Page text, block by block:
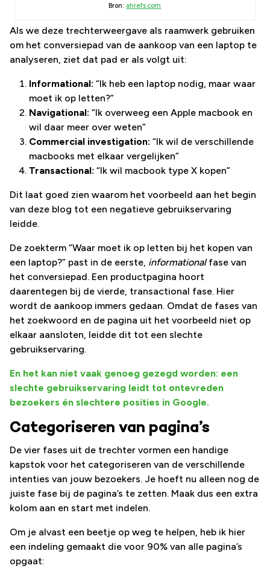
Bron: ahrefs.com
Als we deze trechterweergave als raamwerk gebruiken
om het conversiepad van de aankoop van een laptop te
analyseren, ziet dat pad er als volgt uit:
Informational: “Ik heb een laptop nodig, maar waar
moet ik op letten?”
Navigational: “Ik overweeg een Apple macbook en
wil daar meer over weten”
Commercial investigation: “Ik wil de verschillende
macbooks met elkaar vergelijken”
Transactional: “Ik wil macbook type X kopen”
Dit laat goed zien waarom het voorbeeld aan het begin
van deze blog tot een negatieve gebruikservaring
leidde.
De zoekterm “Waar moet ik op letten bij het kopen van
een laptop?” past in de eerste, informationalfase van
het conversiepad. Een productpagina hoort
daarentegen bij de vierde, transactional fase. Hier
wordt de aankoop immers gedaan. Omdat de fases van
het zoekwoord en de pagina uit het voorbeeld niet op
elkaar aansloten, leidde dit tot een slechte
gebruikservaring.
En het kan niet vaak genoeg gezegd worden: een
slechte gebruikservaring leidt tot ontevreden
bezoekers én slechtere posities in Google.
Categoriseren van pagina’s
De vier fases uit de trechter vormen een handige
kapstok voor het categoriseren van de verschillende
intenties van jouw bezoekers. Je hoeft nu alleen nog de
juiste fase bij de pagina’s te zetten. Maak dus een extra
kolom aan en start met indelen.
Om je alvast een beetje op weg te helpen, heb ik hier
een indeling gemaakt die voor 90% van alle pagina’s
opgaat: